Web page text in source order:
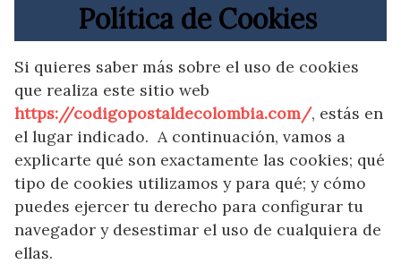
Política de Cookies
Si quieres saber más sobre el uso de cookies
que realiza este sitio web
https://codigopostaldecolombia.com/, estás en
el lugar indicado. A continuación, vamos a
explicarte qué son exactamente las cookies; qué
tipo de cookies utilizamos y para qué; y cómo
puedes ejercer tu derecho para configurar tu
navegador y desestimar el uso de cualquiera de
ellas.